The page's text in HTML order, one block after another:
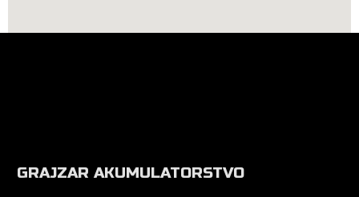
GRAJZAR AKUMULATORSTVO